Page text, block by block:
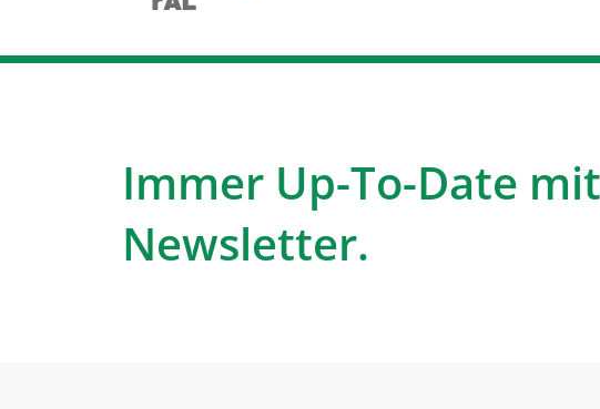
Immer Up-To-Date
Newsletter.